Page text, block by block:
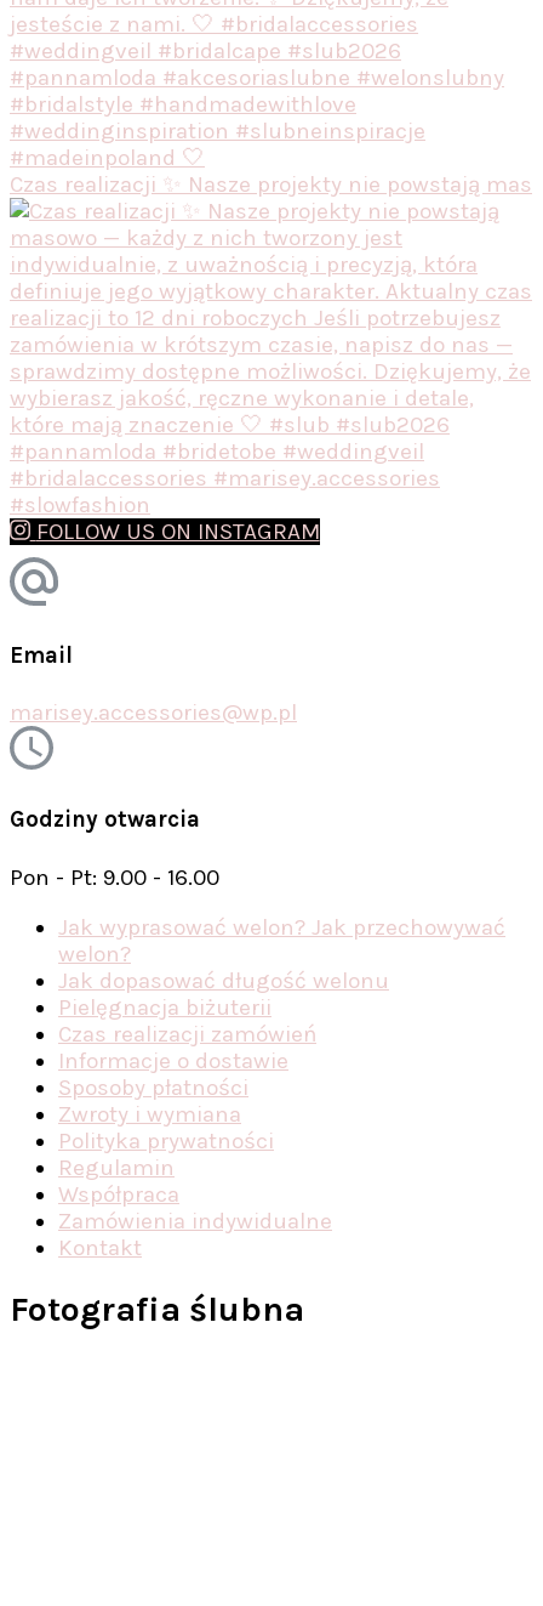
Czas realizacji ✨ Nasze projekty nie powstają mas
FOLLOW US ON INSTAGRAM
Email
marisey.accessories@wp.pl
Godziny otwarcia
Pon - Pt: 9.00 - 16.00
Jak wyprasować welon? Jak przechowywać
welon?
Jak dopasować długość welonu
Pielęgnacja biżuterii
Czas realizacji zamówień
Informacje o dostawie
Sposoby płatności
Zwroty i wymiana
Polityka prywatności
Regulamin
Współpraca
Zamówienia indywidualne
Kontakt
Fotografia ślubna